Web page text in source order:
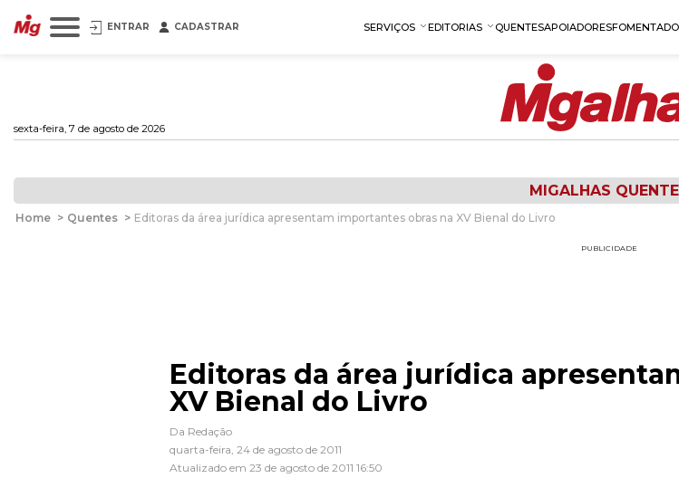
ENTRAR CADASTRAR SERVIÇOS EDITORIAS QUENTESAPOIADORES
sexta-feira, 7 de agosto de 2026
MIGALHAS
Home > Quentes > Editoras da área jurídica apresentam importantes obras na XV Bienal do Livro
PUBLICIDADE
Editoras da área jurídica
XV Bienal do Livro
Da Redação
quarta-feira, 24 de agosto de 2011
Atualizado em 23 de agosto de 2011 16:50